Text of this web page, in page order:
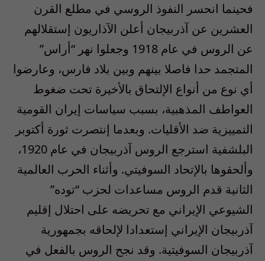
فحينما انحسر النفوذ الروسي في مطلع القرن
العشرين عن آذربيجان أعلن الآذاريون إستقلالهم
عن الروس في عام 1918 وجعلوا نهر “أراس”
المتجمد حدا فاصلا بينهم وبين بلاد فارس، وعارضوا
أي نوع من أنواع الإلتحاق بالأخيرة تحت ضغوط
العواطف المذهبية، بسبب سياسات إيران القومية
التمييزية ضد الأقليات. وبعدما إنتصرت ثورة أكتوبر
البلشفية استرجع الروس آذربيجان في عام 1920،
وألحقوها بالإتحاد السوفيتي. وأثناء الحرب العالمية
الثانية قدم الروس مساعدات لحزب “توده”
الشيوعي الإيراني مع تحريضه على احتلال إقليم
آذربيجان الإيراني إستعدادا لإلحاقه بجمهورية
آذربيجان السوفيتية. وقد نجح الروس بالفعل في